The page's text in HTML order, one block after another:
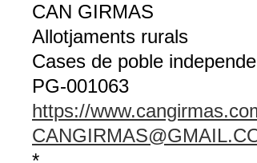
CAN GIRMAS
Allotjaments rurals
Cases de poble
PG-001063
https://